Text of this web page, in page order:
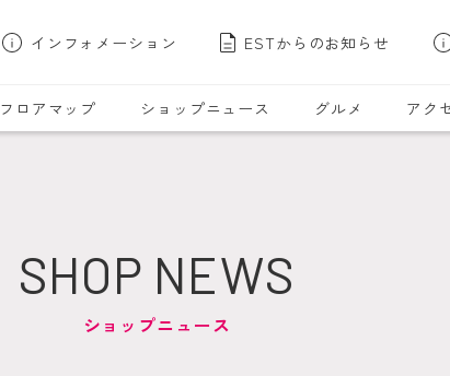
インフォメーション ESTからのお知らせ
フロアマップ ショップニュース グルメ アク
SHOP NEWS
ショップニュース